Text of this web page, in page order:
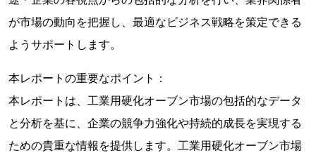
が市場の動向を把握し、最適なビジネス戦略を策定できる
ようサポートします。
本レポートの重要なポイント：
本レポートは、工業用硬化オーブン市場の包括的なデータ
と分析を基に、企業の競争力強化や持続的成長を実現する
ための貴重な情報を提供します。工業用硬化オーブン市場